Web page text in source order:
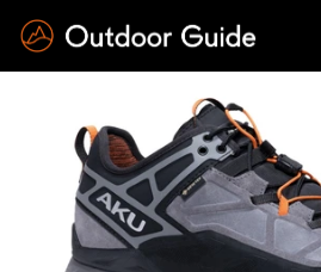
Drücken Sie die Eingabetaste